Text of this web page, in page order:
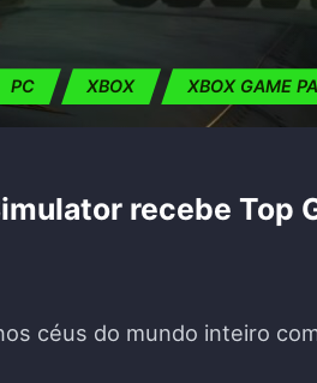
PC XBOX XBOX GAME
recebe Top
céus do mundo inteiro